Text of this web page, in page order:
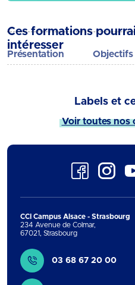
Présentation
Ces formations
intéresser
Labels et
Voir toutes nos
Facebook
CCI Campus Alsace - Strasbourg
234 Avenue de Colmar,
67021, Strasbourg
Contact
03 68 67 20 00